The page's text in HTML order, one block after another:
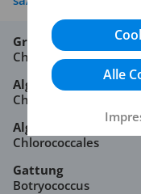
Großgruppe
Chlorophyta
Algenklasse
Chlorophyceae
Algenordnung
Chlorococcales
Gattung
Botryococcus
Alle